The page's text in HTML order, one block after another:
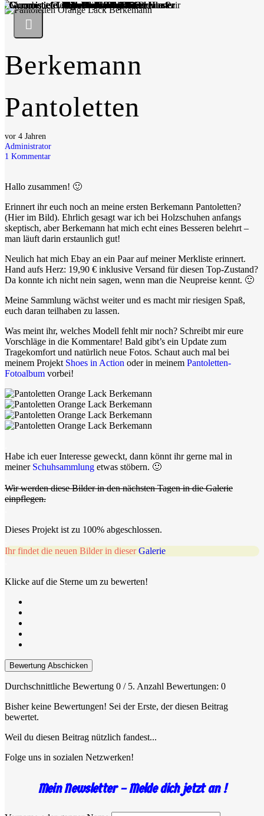
Berkemann
Pantoletten
vor 4 Jahren
Administrator
1 Kommentar
Hallo zusammen! 🙂
Erinnert ihr euch noch an meine ersten Berkemann Pantoletten?
(Hier im Bild). Ehrlich gesagt war ich bei Holzschuhen anfangs
skeptisch, aber Berkemann hat mich echt eines Besseren belehrt –
man läuft darin erstaunlich gut!
Neulich hat mich Ebay an ein Paar auf meiner Merkliste erinnert.
Hand aufs Herz: 19,90 € inklusive Versand für diesen Top-Zustand?
Da konnte ich nicht nein sagen, wenn man die Neupreise kennt. 🙂
Meine Sammlung wächst weiter und es macht mir riesigen Spaß,
euch daran teilhaben zu lassen.
Was meint ihr, welches Modell fehlt mir noch? Schreibt mir eure
Vorschläge in die Kommentare! Bald gibt’s ein Update zum
Tragekomfort und natürlich neue Fotos. Schaut auch mal bei
meinem Projekt Shoes in Action oder in meinem Pantoletten-
Fotoalbum vorbei!
Habe ich euer Interesse geweckt, dann könnt ihr gerne mal in
meiner Schuhsammlung etwas stöbern. 🙂
Wir werden diese Bilder in den nächsten Tagen in die Galerie
einpflegen.
Dieses Projekt ist zu 100% abgeschlossen.
Ihr findet die neuen Bilder in dieserGalerie
Klicke auf die Sterne um zu bewerten!
Bewertung Abschicken
Durchschnittliche Bewertung 0 / 5. Anzahl Bewertungen: 0
Bisher keine Bewertungen! Sei der Erste, der diesen Beitrag
bewertet.
Weil du diesen Beitrag nützlich fandest...
Folge uns in sozialen Netzwerken!
Mein Newsletter – Melde dich jetzt an !